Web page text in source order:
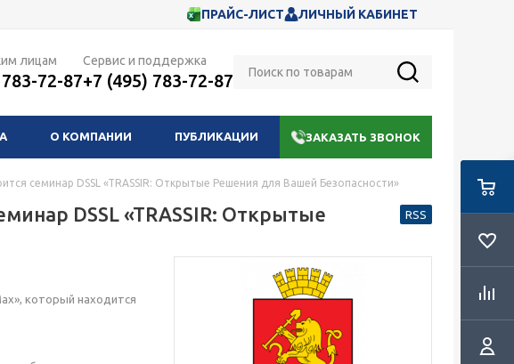
ПРАЙС-ЛИСТ ЛИЧНЫЙ КАБИНЕТ
лицам
72-87
Сервис и поддержка
+7 (495) 783-72-87
О КОМПАНИИ ПУБЛИКАЦИИ ЗАКАЗАТЬ ЗВОНОК
семинар DSSL «TRASSIR: Открытые Решения для Вашей Безопасности»
DSSL «TRASSIR: Открытые
RSS
который находится